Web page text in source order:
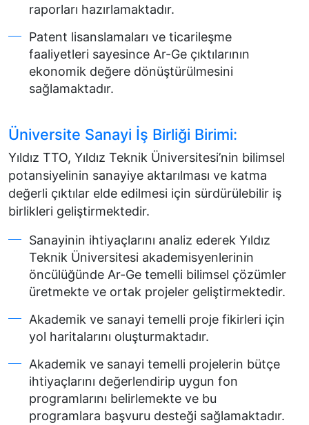
raporları hazırlamaktadır.
Patent lisanslamaları ve ticarileşme
faaliyetleri sayesince Ar-Ge çıktılarının
ekonomik değere dönüştürülmesini
sağlamaktadır.
Üniversite Sanayi İş Birliği Birimi:
Yıldız TTO, Yıldız Teknik Üniversitesi’nin bilimsel
potansiyelinin sanayiye aktarılması ve katma
değerli çıktılar elde edilmesi için sürdürülebilir iş
birlikleri geliştirmektedir.
Sanayinin ihtiyaçlarını analiz ederek Yıldız
Teknik Üniversitesi akademisyenlerinin
öncülüğünde Ar-Ge temelli bilimsel çözümler
üretmekte ve ortak projeler geliştirmektedir.
Akademik ve sanayi temelli proje fikirleri için
yol haritalarını oluşturmaktadır.
Akademik ve sanayi temelli projelerin bütçe
ihtiyaçlarını değerlendirip uygun fon
programlarını belirlemekte ve bu
programlara başvuru desteği sağlamaktadır.